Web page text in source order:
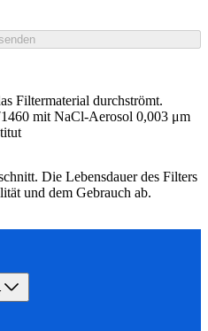
Filtermaterial durchströmt.
mit NaCl-Aerosol 0,003 μm
Die Lebensdauer des Filters
und dem Gebrauch ab.